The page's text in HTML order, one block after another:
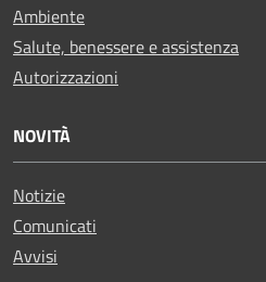
Ambiente
Salute, benessere e assistenza
Autorizzazioni
NOVITÀ
Notizie
Comunicati
Avvisi